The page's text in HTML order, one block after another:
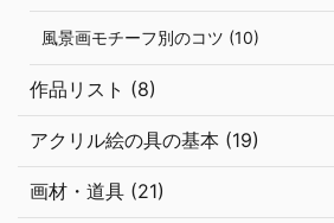
風景画モチーフ別のコツ (10)
作品リスト (8)
アクリル絵の具の基本 (19)
画材・道具 (21)